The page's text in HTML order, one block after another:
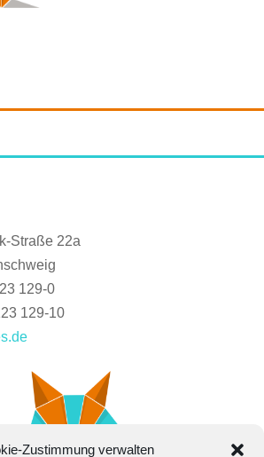
Zustimmung verwalten
Straße 22a
129-0
129-10